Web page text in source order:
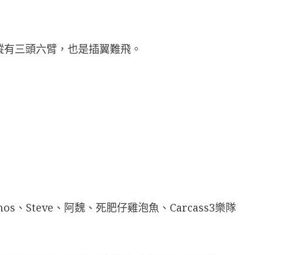
三頭六臂，也是插翼難飛。
、Steve、阿魏、死肥仔雞泡魚、Carcass3樂隊